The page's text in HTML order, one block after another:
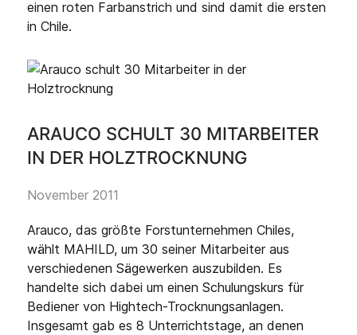
einen roten Farbanstrich und sind damit die ersten
in Chile.
ARAUCO SCHULT 30 MITARBEITER
IN DER HOLZTROCKNUNG
November 2011
Arauco, das größte Forstunternehmen Chiles,
wählt MAHILD, um 30 seiner Mitarbeiter aus
verschiedenen Sägewerken auszubilden. Es
handelte sich dabei um einen Schulungskurs für
Bediener von Hightech-Trocknungsanlagen.
Insgesamt gab es 8 Unterrichtstage, an denen